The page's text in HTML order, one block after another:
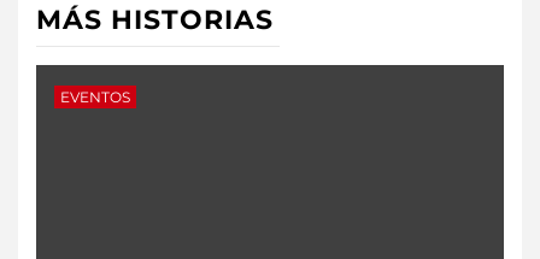
MÁS HISTORIAS
EVENTOS